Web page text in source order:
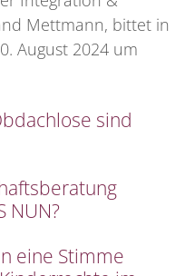
Mettmann, bittet in
August 2024 um
sind
NUN?
eine Stimme